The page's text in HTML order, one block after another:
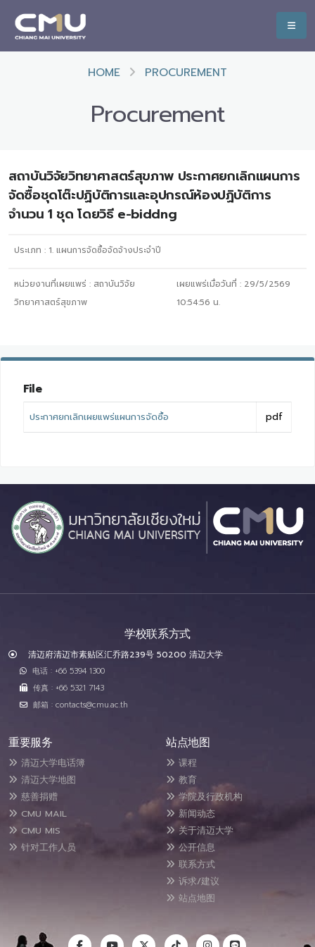
HOME PROCUREMENT
Procurement
สถาบันวิจัยวิทยาศาสตร์สุขภาพ ประกาศยกเลิกแผนการ
จัดซื้อชุดโต๊ะปฏิบัติการและอุปกรณ์ห้องปฏิบัติการ
จำนวน 1 ชุด โดยวิธี e-biddng
ประเภท : 1. แผนการจัดซื้อจัดจ้างประจำปี
หน่วยงานที่เผยแพร่ : สถาบันวิจัย
วิทยาศาสตร์สุขภาพ
เผยแพร่เมื่อวันที่ : 29/5/2569
10:54:56 น.
File
ประกาศยกเลิกเผยแพร่แผนการจัดซื้อ pdf
学校联系方式
清迈府清迈市素贴区汇乔路239号 50200 清迈大学
电话 : +66 5394 1300
传真 : +66 5321 7143
邮箱 : contacts@cmu.ac.th
重要服务
清迈大学电话簿
清迈大学地图
慈善捐赠
CMU MAIL
CMU MIS
针对工作人员
站点地图
课程
教育
学院及行政机构
新闻动态
关于清迈大学
公开信息
联系方式
诉求/建议
站点地图